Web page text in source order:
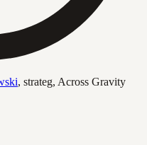
, strateg, Across Gravity